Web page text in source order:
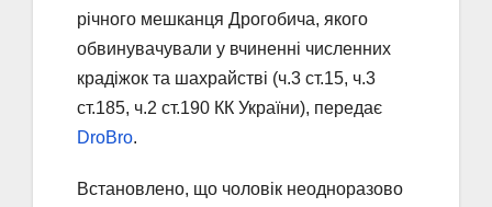
річного мешканця Дрогобича, якого
обвинувачували у вчиненні численних
крадіжок та шахрайстві (ч.3 ст.15, ч.3
ст.185, ч.2 ст.190 КК України), передає
DroBro.
Встановлено, що чоловік неодноразово